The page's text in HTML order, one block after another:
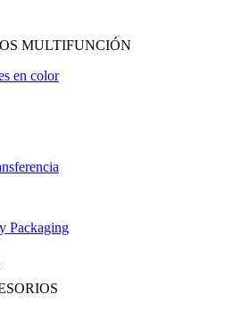
MULTIFUNCIÓN
en color
Packaging